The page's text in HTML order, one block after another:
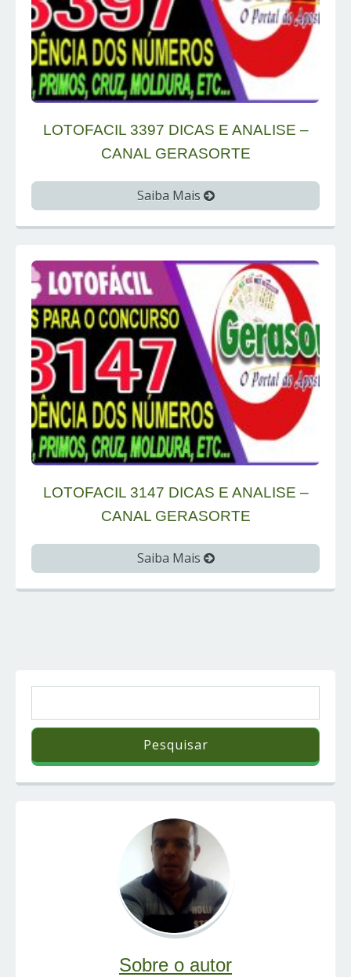
LOTOFACIL 3397 DICAS E ANALISE –
CANAL GERASORTE
Saiba Mais
LOTOFACIL 3147 DICAS E ANALISE –
CANAL GERASORTE
Saiba Mais
Sobre o autor